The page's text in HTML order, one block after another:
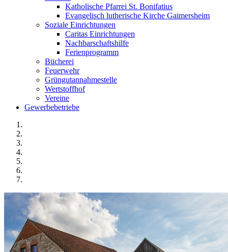
Katholische Pfarrei St. Bonifatius
Evangelisch lutherische Kirche Gaimersheim
Soziale Einrichtungen
Caritas Einrichtungen
Nachbarschaftshilfe
Ferienprogramm
Bücherei
Feuerwehr
Grüngutannahmestelle
Wertstoffhof
Vereine
Gewerbebetriebe